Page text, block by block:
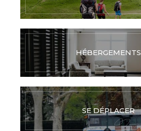
HÉBERGEMENTS
SE DÉPLACER